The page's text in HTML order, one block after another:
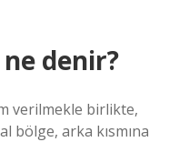
ne denir?
verilmekle birlikte,
bölge, arka kısmına